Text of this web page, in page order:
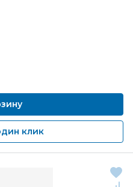
клик